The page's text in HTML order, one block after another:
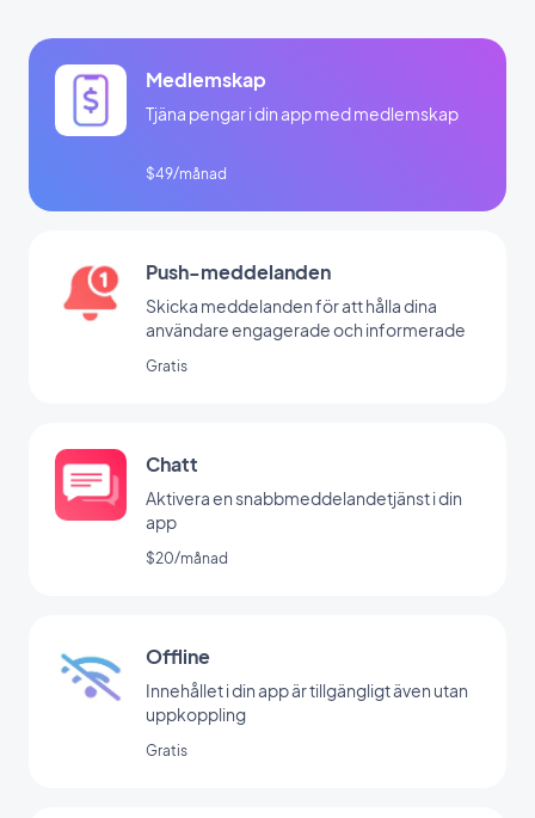
Medlemskap
Tjäna pengar i din app med medlemskap
$49/månad
Push-meddelanden
Skicka meddelanden för att hålla dina
användare engagerade och informerade
Gratis
Chatt
Aktivera en snabbmeddelandetjänst i din
app
$20/månad
Offline
Innehållet i din app är tillgängligt även utan
uppkoppling
Gratis